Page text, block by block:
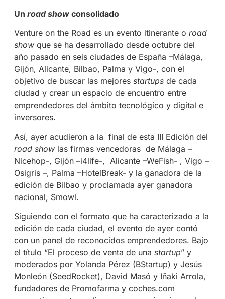
Un road showconsolidado
Venture on the Road es un evento itinerante o road
showque se ha desarrollado desde octubre del
año pasado en seis ciudades de España –Málaga,
Gijón, Alicante, Bilbao, Palma y Vigo-, con el
objetivo de buscar las mejores startupsde cada
ciudad y crear un espacio de encuentro entre
emprendedores del ámbito tecnológico y digital e
inversores.
Así, ayer acudieron a la final de esta III Edición del
road showlas firmas vencedoras de Málaga –
Nicehop-, Gijón –i4life-, Alicante –WeFish- , Vigo –
Osigris –, Palma –HotelBreak- y la ganadora de la
edición de Bilbao y proclamada ayer ganadora
nacional, Smowl.
Siguiendo con el formato que ha caracterizado a la
edición de cada ciudad, el evento de ayer contó
con un panel de reconocidos emprendedores. Bajo
el título “El proceso de venta de una startup” y
moderados por Yolanda Pérez (BStartup) y Jesús
Monleón (SeedRocket), David Masó y Iñaki Arrola,
fundadores de Promofarma y coches.com